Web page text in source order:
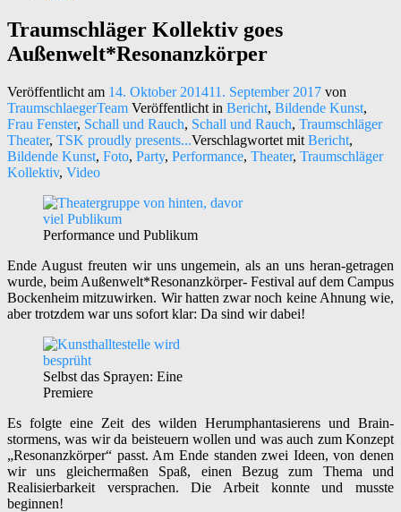
Traumschläger Kollektiv e.V.
Kunst – Kultur – Musik
Traumschläger Kollektiv goes
Außenwelt*Resonanzkörper
Veröffentlicht am 14. Oktober 201411. September 2017 von
TraumschlaegerTeam Veröffentlicht in Bericht, Bildende Kunst,
Frau Fenster, Schall und Rauch, Schall und Rauch, Traumschläger
Theater, TSK proudly presents...Verschlagwortet mit Bericht,
Bildende Kunst, Foto, Party, Performance, Theater, Traumschläger
Kollektiv, Video
Performance und Publikum
Ende August freuten wir uns ungemein, als an uns heran-getragen
wurde, beim Außenwelt*Resonanzkörper- Festival auf dem Campus
Bockenheim mitzuwirken. Wir hatten zwar noch keine Ahnung wie,
aber trotzdem war uns sofort klar: Da sind wir dabei!
Selbst das Sprayen: Eine
Premiere
Es folgte eine Zeit des wilden Herumphantasierens und Brain-
stormens, was wir da beisteuern wollen und was auch zum Konzept
„Resonanzkörper“ passt. Am Ende standen zwei Ideen, von denen
wir uns gleichermaßen Spaß, einen Bezug zum Thema und
Realisierbarkeit versprachen. Die Arbeit konnte und musste
beginnen!